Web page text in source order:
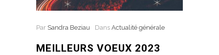
Par Sandra Beziau Dans Actualité générale
MEILLEURS VOEUX 2023